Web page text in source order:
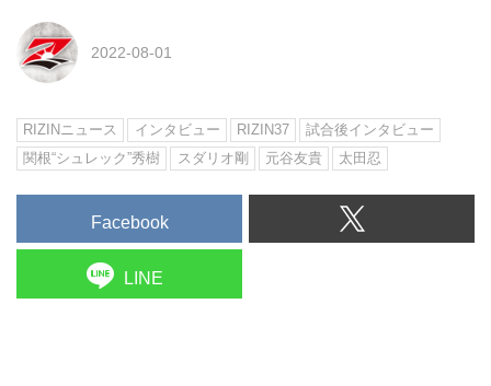
2022-08-01
RIZINニュース インタビュー RIZIN37
試合後インタビュー
関根“シュレック”秀樹
スダリオ剛 元谷友貴 太田忍
Facebook
LINE